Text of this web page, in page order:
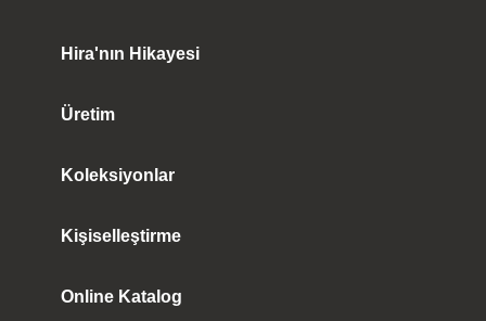
Hira'nın Hikayesi
Üretim
Koleksiyonlar
Kişiselleştirme
Online Katalog